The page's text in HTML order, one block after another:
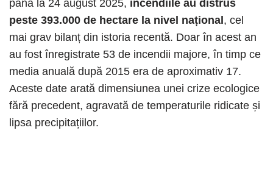
până la 24 august 2025, incendiile au distrus
peste 393.000 de hectare la nivel național , cel
mai grav bilanț din istoria recentă. Doar în acest an
au fost înregistrate 53 de incendii majore, în timp ce
media anuală după 2015 era de aproximativ 17.
Aceste date arată dimensiunea unei crize ecologice
fără precedent, agravată de temperaturile ridicate și
lipsa precipitațiilor.